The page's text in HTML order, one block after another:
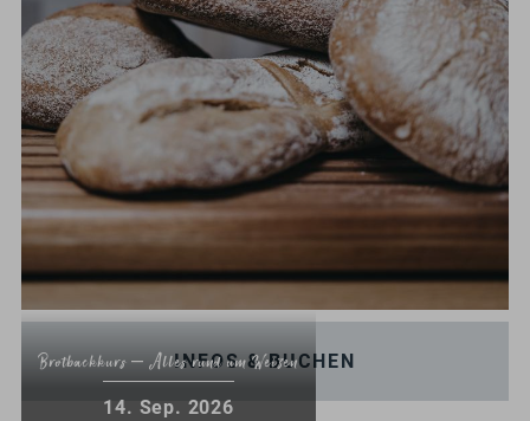
Brotbackkurs – Alles rund um Weizen
14. Sep. 2026
INFOS & BUCHEN